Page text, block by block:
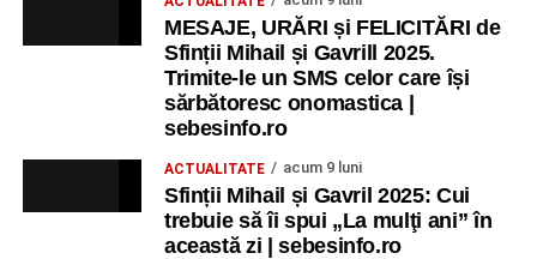
MESAJE, URĂRI și FELICITĂRI de
Sfinții Mihail și Gavrill 2025.
Trimite-le un SMS celor care își
sărbătoresc onomastica |
sebesinfo.ro
ACTUALITATE acum 9 luni
Sfinții Mihail și Gavril 2025: Cui
trebuie să îi spui „La mulţi ani” în
această zi | sebesinfo.ro